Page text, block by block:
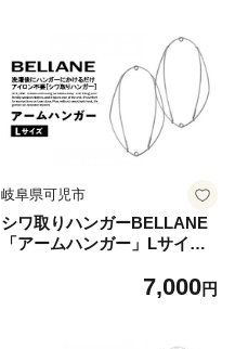
岐阜県可児市
シワ取りハンガーBELLANE
「アームハンガー」Lサイズ
ンいらず 洗濯用品 雑貨 ステ
7,000円